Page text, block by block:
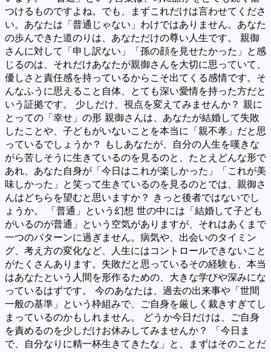
つけるものですよね。でも、まずこれだけは言わせてくださ
い。あなたは「普通じゃない」わけではありません。あなた
の歩んできた道のりは、あなただけの尊い人生です。 親御
さんに対して「申し訳ない」「孫の顔を見せたかった」と感
じるのは、それだけあなたが親御さんを大切に思っていて、
優しさと責任感を持っているからこそ出てくる感情です。そ
んなふうに思えること自体、とても深い愛情を持った方だと
いう証拠です。 少しだけ、視点を変えてみませんか？ 親に
とっての「幸せ」の形 親御さんは、あなたが結婚して失敗
したことや、子どもがいないことを本当に「親不孝」だと思
っているでしょうか？ もしあなたが、自分の人生を嘆きな
がら苦しそうに生きているのを見るのと、たとえどんな形で
あれ、あなた自身が「今日はこれが楽しかった」「これが美
味しかった」と笑って生きているのを見るのとでは、親御さ
んはどちらを望むと思いますか？ きっと後者ではないでし
ょうか。 「普通」という幻想 世の中には「結婚して子ども
がいるのが普通」という空気がありますが、それはあくまで
一つのパターンに過ぎません。病気や、出会いのタイミン
グ、考え方の変化など、人生にはコントロールできないこと
がたくさんあります。失敗だと思っているその経験も、本当
はあなたという人間を形作るための、大きな学びや深みにな
っているはずです。 今のあなたは、過去の出来事や「世間
一般の基準」という枠組みで、ご自身を厳しく裁きすぎてし
まっているのかもしれません。 どうか今日だけは、ご自身
を責めるのを少しだけお休みしてみませんか？ 「今日ま
で、自分なりに精一杯生きてきたな」と、まずはそのことだ